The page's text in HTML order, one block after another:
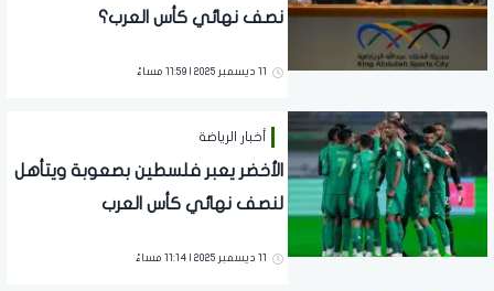
نصف نهائي كأس العرب؟
11 ديسمبر 2025 | 11:59 مساءً
أخبار الرياضة
الأخضر يعبر فلسطين بصعوبة ويتأهل
لنصف نهائي كأس العرب
11 ديسمبر 2025 | 11:14 مساءً